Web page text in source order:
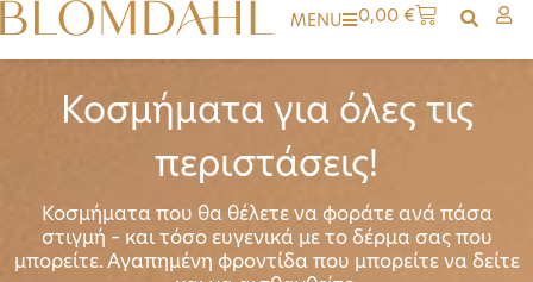
MENU 0,00€
Κοσμήματα για όλες τις
περιστάσεις!
Κοσμήματα που θα θέλετε να φοράτε ανά πάσα
στιγμή – και τόσο ευγενικά με το δέρμα σας που
μπορείτε. Αγαπημένη φροντίδα που μπορείτε να δείτε